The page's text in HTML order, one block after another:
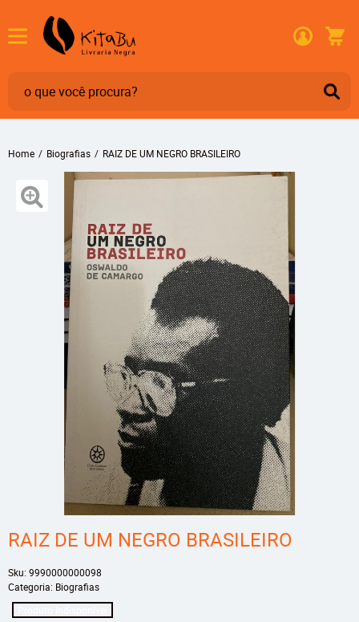
Home Biografias RAIZ DE UM NEGRO BRASILEIRO
RAIZ DE UM NEGRO BRASILEIRO
Sku: 9990000000098
Categoria: Biografias